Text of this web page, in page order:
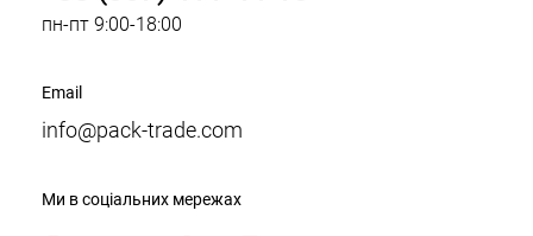
пн-пт 9:00-18:00
Email
info@pack-trade.com
Ми в соціальних мережах